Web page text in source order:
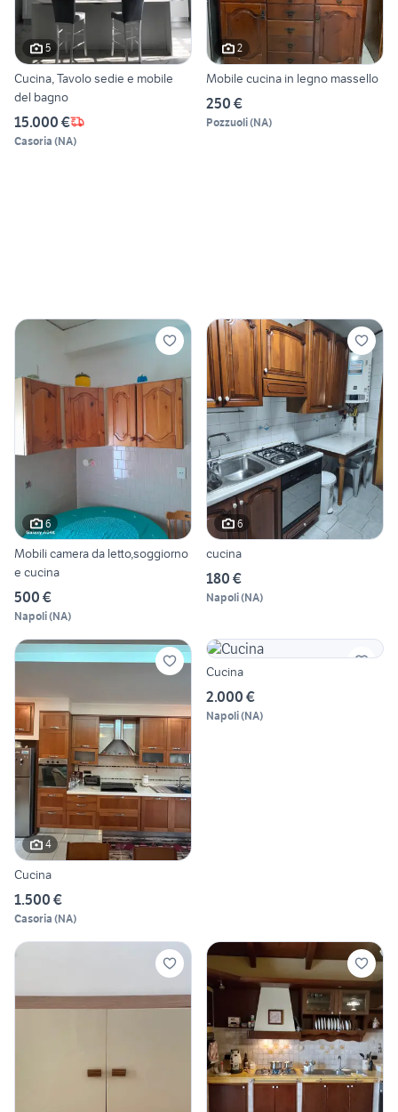
5
Cucina, Tavolo sedie e mobile
del bagno
15.000 €
Casoria (NA)
2
Mobile cucina in legno massello
250 €
Pozzuoli(NA)
6
Mobili camera da letto,soggiorno
e cucina
500 €
Napoli(NA)
6
cucina
180 €
Napoli(NA)
4
Cucina
1.500 €
Casoria (NA)
Cucina
2.000 €
Napoli(NA)